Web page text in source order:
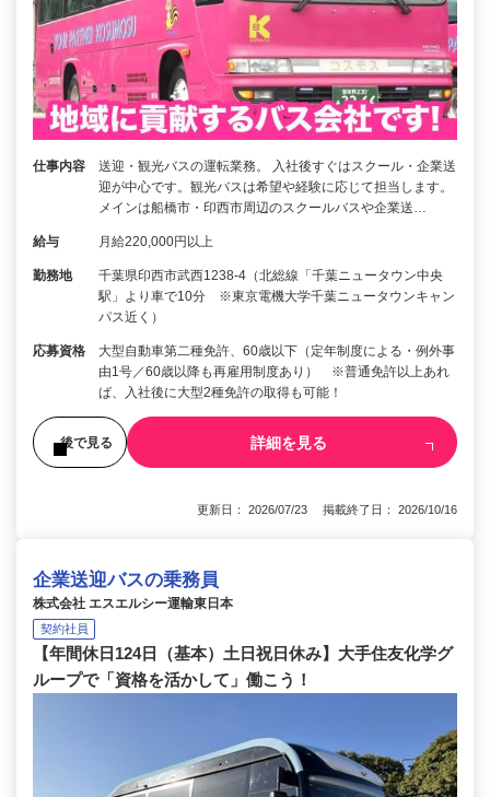
仕事内容
送迎・観光バスの運転業務。 入社後すぐはスクール・企業送
迎が中心です。観光バスは希望や経験に応じて担当します。
メインは船橋市・印西市周辺のスクールバスや企業送…
給与 月給220,000円以上
勤務地
千葉県印西市武西1238-4（北総線「千葉ニュータウン中央
駅」より車で10分 ※東京電機大学千葉ニュータウンキャン
パス近く）
応募資格
大型自動車第二種免許、60歳以下（定年制度による・例外事
由1号／60歳以降も再雇用制度あり） ※普通免許以上あれ
ば、入社後に大型2種免許の取得も可能！
後で見る 詳細を見る
更新日： 2026/07/23 掲載終了日： 2026/10/16
企業送迎バスの乗務員
株式会社 エスエルシー運輸東日本
契約社員
【年間休日124日（基本）土日祝日休み】大手住友化学グ
ループで「資格を活かして」働こう！